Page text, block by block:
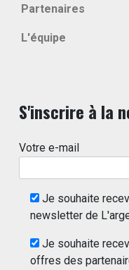
Partenaires
L'équipe
S'inscrire à la
Votre e-mail
Je souhaite
newsletter de
Je souhaite
offres des